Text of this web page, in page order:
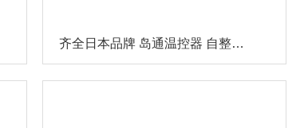
齐全日本品牌 岛通温控器 自整定设置